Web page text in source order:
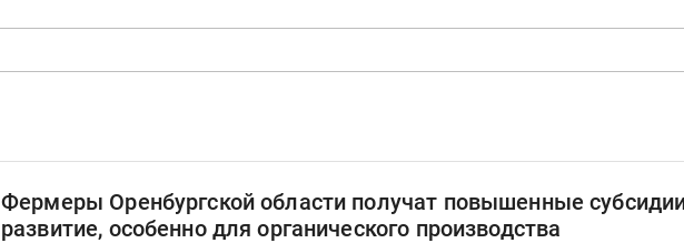
Фермеры Оренбургской области получат повышенные
развитие, особенно для органического производства